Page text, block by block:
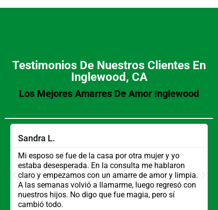
Testimonios De Nuestros Clientes En
Inglewood, CA
Los Mejores Amarres De Amor Inglewood
Sandra L.
Mi esposo se fue de la casa por otra mujer y yo
estaba desesperada. En la consulta me hablaron
claro y empezamos con un amarre de amor y limpia.
A las semanas volvió a llamarme, luego regresó con
nuestros hijos. No digo que fue magia, pero sí
cambió todo.